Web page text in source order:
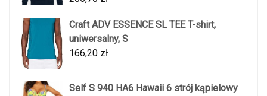
Craft ADV ESSENCE SL TEE T-shirt,
uniwersalny, S
166,20 zł
Self S 940 HA6 Hawaii 6 strój kąpielowy